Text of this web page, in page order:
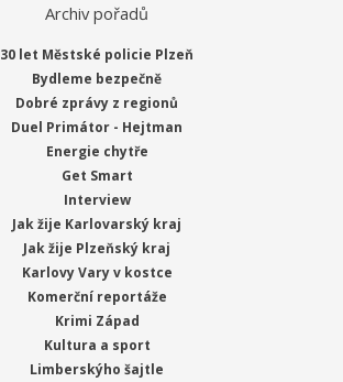
Archiv pořadů
30 let Městské policie Plzeň
Bydleme bezpečně
Dobré zprávy z regionů
Duel Primátor - Hejtman
Energie chytře
Get Smart
Interview
Jak žije Karlovarský kraj
Jak žije Plzeňský kraj
Karlovy Vary v kostce
Komerční reportáže
Krimi Západ
Kultura a sport
Limberskýho šajtle